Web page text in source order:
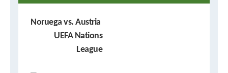
Noruega vs. Austria
UEFA Nations
League